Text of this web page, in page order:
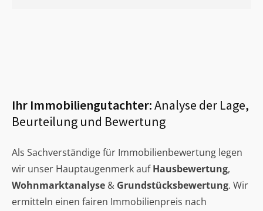
Ihr Immobiliengutachter:Analyse der Lage,
Beurteilung und Bewertung
Als Sachverständige für Immobilienbewertung legen
wir unser Hauptaugenmerk aufHausbewertung,
Wohnmarktanalyse & Grundstücksbewertung. Wir
ermitteln einen fairen Immobilienpreis nach